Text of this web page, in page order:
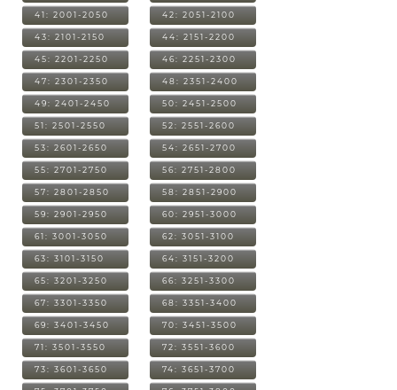
41: 2001-2050 42: 2051-2100
43: 2101-2150 44: 2151-2200
45: 2201-2250 46: 2251-2300
47: 2301-2350 48: 2351-2400
49: 2401-2450 50: 2451-2500
51: 2501-2550 52: 2551-2600
53: 2601-2650 54: 2651-2700
55: 2701-2750 56: 2751-2800
57: 2801-2850 58: 2851-2900
59: 2901-2950 60: 2951-3000
61: 3001-3050 62: 3051-3100
63: 3101-3150 64: 3151-3200
65: 3201-3250 66: 3251-3300
67: 3301-3350 68: 3351-3400
69: 3401-3450 70: 3451-3500
71: 3501-3550 72: 3551-3600
73: 3601-3650 74: 3651-3700